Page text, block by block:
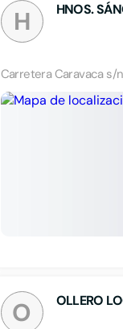
H HNOS.
Carretera Caravaca s/
O OLLERO